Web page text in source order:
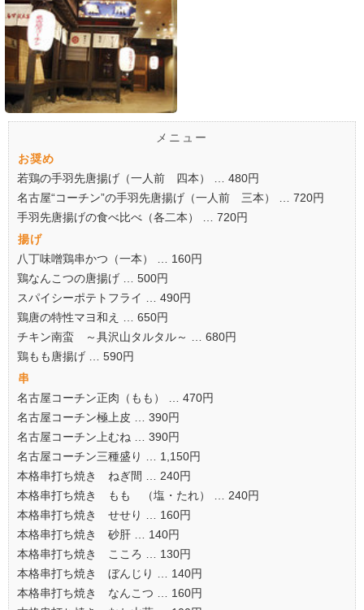
メニュー
お奨め
若鶏の手羽先唐揚げ（一人前 四本） … 480円
名古屋“コーチン”の手羽先唐揚げ（一人前 三本） … 720円
手羽先唐揚げの食べ比べ（各二本） … 720円
揚げ
八丁味噌鶏串かつ（一本） … 160円
鶏なんこつの唐揚げ … 500円
スパイシーポテトフライ … 490円
鶏唐の特性マヨ和え … 650円
チキン南蛮 ～具沢山タルタル～ … 680円
鶏もも唐揚げ … 590円
串
名古屋コーチン正肉（もも） … 470円
名古屋コーチン極上皮 … 390円
名古屋コーチン上むね … 390円
名古屋コーチン三種盛り … 1,150円
本格串打ち焼き ねぎ間 … 240円
本格串打ち焼き もも （塩・たれ） … 240円
本格串打ち焼き せせり … 160円
本格串打ち焼き 砂肝 … 140円
本格串打ち焼き こころ … 130円
本格串打ち焼き ぼんじり … 140円
本格串打ち焼き なんこつ … 160円